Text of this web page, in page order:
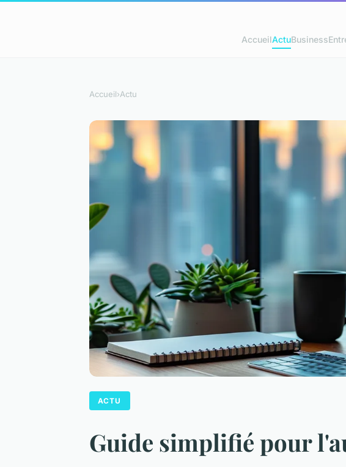
AccueilActuBusiness
Accueil›Actu
ACTU
Guide simplifié pour